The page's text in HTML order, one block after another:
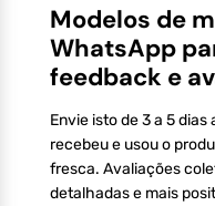
Modelos de
WhatsApp
feedback e
Envie isto de 3 a 5
recebeu e usou o
fresca. Avaliações
detalhadas e mais